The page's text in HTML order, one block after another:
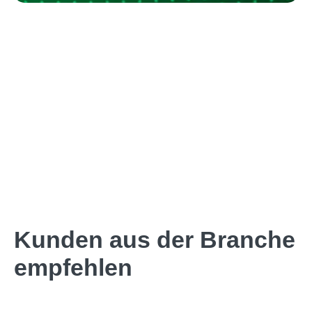
Kunden aus der Branche
empfehlen